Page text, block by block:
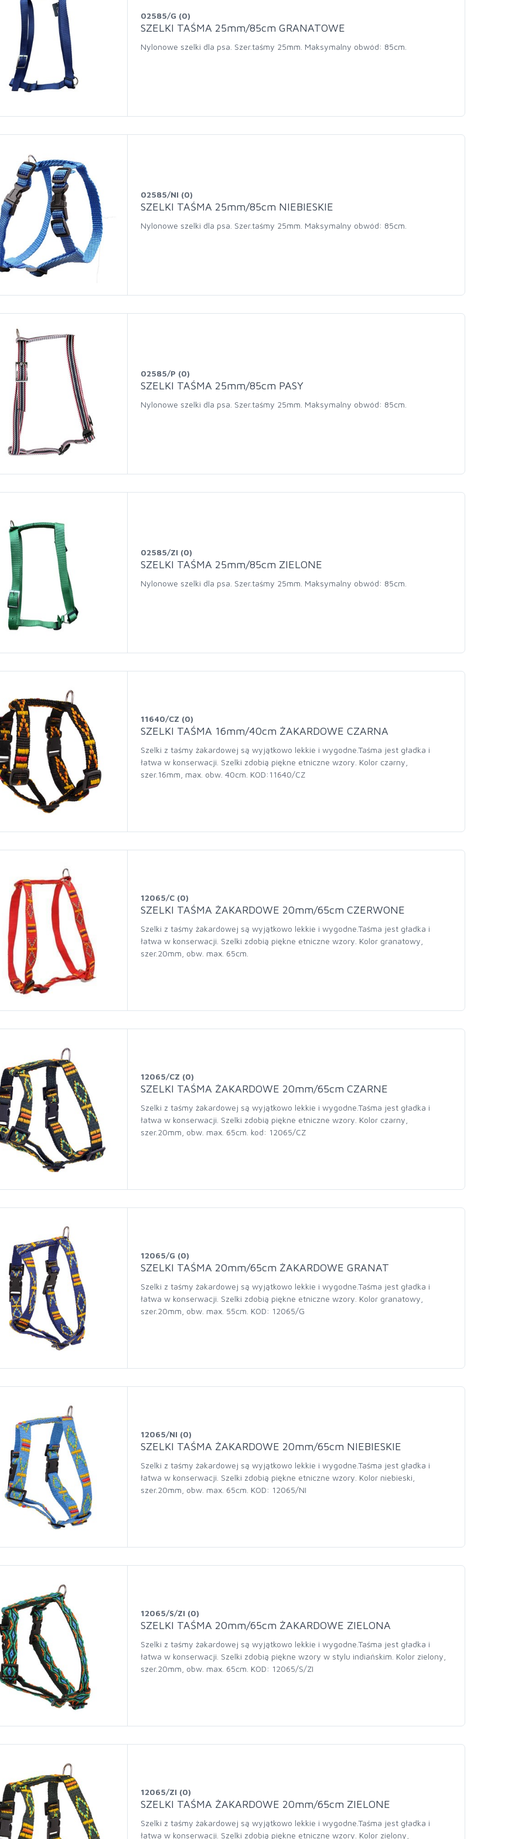
02585/G (0)
SZELKI TAŚMA 25mm/85cm GRANATOWE
Nylonowe szelki dla psa. Szer.taśmy 25mm. Maksymalny obwód: 85cm.
02585/NI (0)
SZELKI TAŚMA 25mm/85cm NIEBIESKIE
Nylonowe szelki dla psa. Szer.taśmy 25mm. Maksymalny obwód: 85cm.
02585/P (0)
SZELKI TAŚMA 25mm/85cm PASY
Nylonowe szelki dla psa. Szer.taśmy 25mm. Maksymalny obwód: 85cm.
02585/ZI (0)
SZELKI TAŚMA 25mm/85cm ZIELONE
Nylonowe szelki dla psa. Szer.taśmy 25mm. Maksymalny obwód: 85cm.
11640/CZ (0)
SZELKI TAŚMA 16mm/40cm ŻAKARDOWE CZARNA
Szelki z taśmy żakardowej są wyjątkowo lekkie i wygodne.Taśma jest gładka i
łatwa w konserwacji. Szelki zdobią piękne etniczne wzory. Kolor czarny,
szer.16mm, max. obw. 40cm. KOD:11640/CZ
12065/C (0)
SZELKI TAŚMA ŻAKARDOWE 20mm/65cm CZERWONE
Szelki z taśmy żakardowej są wyjątkowo lekkie i wygodne.Taśma jest gładka i
łatwa w konserwacji. Szelki zdobią piękne etniczne wzory. Kolor granatowy,
szer.20mm, obw. max. 65cm.
12065/CZ (0)
SZELKI TAŚMA ŻAKARDOWE 20mm/65cm CZARNE
Szelki z taśmy żakardowej są wyjątkowo lekkie i wygodne.Taśma jest gładka i
łatwa w konserwacji. Szelki zdobią piękne etniczne wzory. Kolor czarny,
szer.20mm, obw. max. 65cm. kod: 12065/CZ
12065/G (0)
SZELKI TAŚMA 20mm/65cm ŻAKARDOWE GRANAT
Szelki z taśmy żakardowej są wyjątkowo lekkie i wygodne.Taśma jest gładka i
łatwa w konserwacji. Szelki zdobią piękne etniczne wzory. Kolor granatowy,
szer.20mm, obw. max. 55cm. KOD: 12065/G
12065/NI (0)
SZELKI TAŚMA ŻAKARDOWE 20mm/65cm NIEBIESKIE
Szelki z taśmy żakardowej są wyjątkowo lekkie i wygodne.Taśma jest gładka i
łatwa w konserwacji. Szelki zdobią piękne etniczne wzory. Kolor niebieski,
szer.20mm, obw. max. 65cm. KOD: 12065/NI
12065/S/ZI (0)
SZELKI TAŚMA 20mm/65cm ŻAKARDOWE ZIELONA
Szelki z taśmy żakardowej są wyjątkowo lekkie i wygodne.Taśma jest gładka i
łatwa w konserwacji. Szelki zdobią piękne wzory w stylu indiańskim. Kolor zielony,
szer.20mm, obw. max. 65cm. KOD: 12065/S/ZI
12065/ZI (0)
SZELKI TAŚMA ŻAKARDOWE 20mm/65cm ZIELONE
Szelki z taśmy żakardowej są wyjątkowo lekkie i wygodne.Taśma jest gładka i
łatwa w konserwacji. Szelki zdobią piękne etniczne wzory. Kolor zielony,